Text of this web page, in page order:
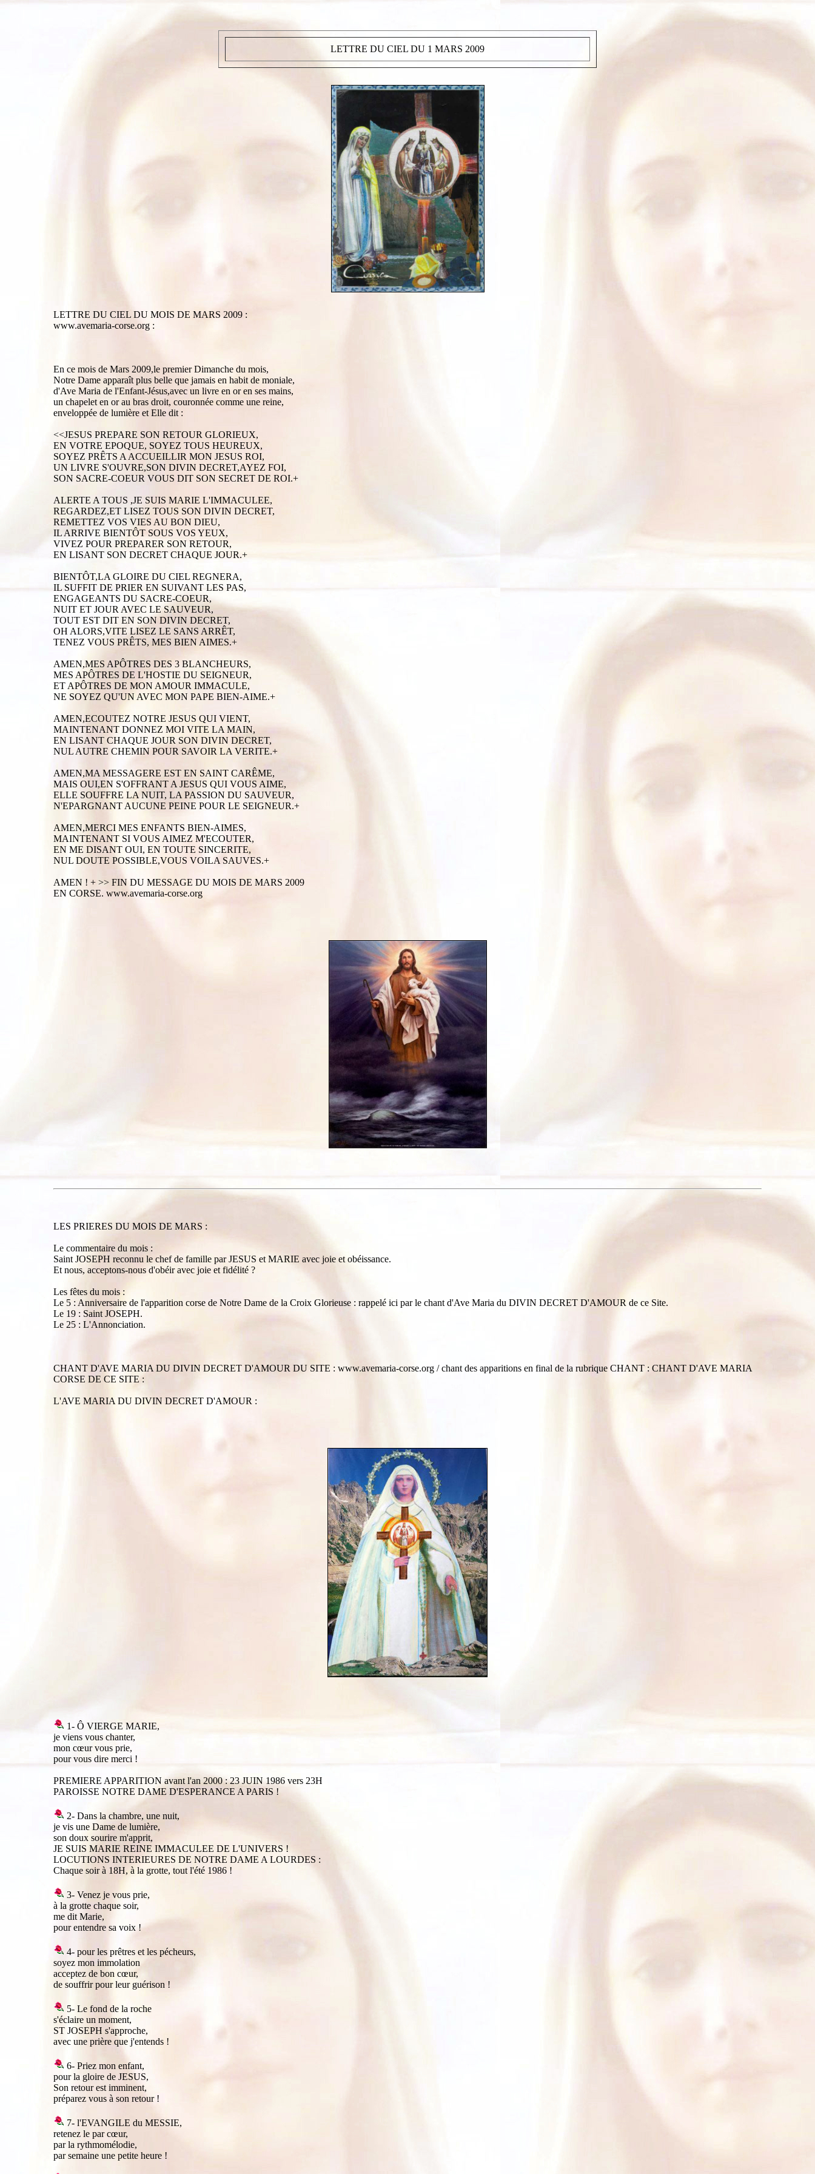
LETTRE DU CIEL DU 1 MARS 2009
LETTRE DU CIEL DU MOIS DE MARS 2009 :
www.avemaria-corse.org :
En ce mois de Mars 2009,le premier Dimanche du mois,
Notre Dame apparaît plus belle que jamais en habit de moniale,
d'Ave Maria de l'Enfant-Jésus,avec un livre en or en ses mains,
un chapelet en or au bras droit, couronnée comme une reine,
enveloppée de lumière et Elle dit :
<<JESUS PREPARE SON RETOUR GLORIEUX,
EN VOTRE EPOQUE, SOYEZ TOUS HEUREUX,
SOYEZ PRÊTS A ACCUEILLIR MON JESUS ROI,
UN LIVRE S'OUVRE,SON DIVIN DECRET,AYEZ FOI,
SON SACRE-COEUR VOUS DIT SON SECRET DE ROI.+
ALERTE A TOUS ,JE SUIS MARIE L'IMMACULEE,
REGARDEZ,ET LISEZ TOUS SON DIVIN DECRET,
REMETTEZ VOS VIES AU BON DIEU,
IL ARRIVE BIENTÔT SOUS VOS YEUX,
VIVEZ POUR PREPARER SON RETOUR,
EN LISANT SON DECRET CHAQUE JOUR.+
BIENTÔT,LA GLOIRE DU CIEL REGNERA,
IL SUFFIT DE PRIER EN SUIVANT LES PAS,
ENGAGEANTS DU SACRE-COEUR,
NUIT ET JOUR AVEC LE SAUVEUR,
TOUT EST DIT EN SON DIVIN DECRET,
OH ALORS,VITE LISEZ LE SANS ARRÊT,
TENEZ VOUS PRÊTS, MES BIEN AIMES.+
AMEN,MES APÔTRES DES 3 BLANCHEURS,
MES APÔTRES DE L'HOSTIE DU SEIGNEUR,
ET APÔTRES DE MON AMOUR IMMACULE,
NE SOYEZ QU'UN AVEC MON PAPE BIEN-AIME.+
AMEN,ECOUTEZ NOTRE JESUS QUI VIENT,
MAINTENANT DONNEZ MOI VITE LA MAIN,
EN LISANT CHAQUE JOUR SON DIVIN DECRET,
NUL AUTRE CHEMIN POUR SAVOIR LA VERITE.+
AMEN,MA MESSAGERE EST EN SAINT CARÊME,
MAIS OUI,EN S'OFFRANT A JESUS QUI VOUS AIME,
ELLE SOUFFRE LA NUIT, LA PASSION DU SAUVEUR,
N'EPARGNANT AUCUNE PEINE POUR LE SEIGNEUR.+
AMEN,MERCI MES ENFANTS BIEN-AIMES,
MAINTENANT SI VOUS AIMEZ M'ECOUTER,
EN ME DISANT OUI, EN TOUTE SINCERITE,
NUL DOUTE POSSIBLE,VOUS VOILA SAUVES.+
AMEN ! + >> FIN DU MESSAGE DU MOIS DE MARS 2009
EN CORSE. www.avemaria-corse.org
LES PRIERES DU MOIS DE MARS :
Le commentaire du mois :
Saint JOSEPH reconnu le chef de famille par JESUS et MARIE avec joie et obéissance.
Et nous, acceptons-nous d'obéir avec joie et fidélité ?
Les fêtes du mois :
Le 5 : Anniversaire de l'apparition corse de Notre Dame de la Croix Glorieuse : rappelé ici par le chant d'Ave Maria du DIVIN DECRET D'AMOUR de ce Site.
Le 19 : Saint JOSEPH.
Le 25 : L'Annonciation.
CHANT D'AVE MARIA DU DIVIN DECRET D'AMOUR DU SITE : www.avemaria-corse.org / chant des apparitions en final de la rubrique CHANT : CHANT D'AVE MARIA
CORSE DE CE SITE :
L'AVE MARIA DU DIVIN DECRET D'AMOUR :
1- Ô VIERGE MARIE,
je viens vous chanter,
mon cœur vous prie,
pour vous dire merci !
PREMIERE APPARITION avant l'an 2000 : 23 JUIN 1986 vers 23H
PAROISSE NOTRE DAME D'ESPERANCE A PARIS !
2- Dans la chambre, une nuit,
je vis une Dame de lumière,
son doux sourire m'apprit,
JE SUIS MARIE REINE IMMACULEE DE L'UNIVERS !
LOCUTIONS INTERIEURES DE NOTRE DAME A LOURDES :
Chaque soir à 18H, à la grotte, tout l'été 1986 !
3- Venez je vous prie,
à la grotte chaque soir,
me dit Marie,
pour entendre sa voix !
4- pour les prêtres et les pécheurs,
soyez mon immolation
acceptez de bon cœur,
de souffrir pour leur guérison !
5- Le fond de la roche
s'éclaire un moment,
ST JOSEPH s'approche,
avec une prière que j'entends !
6- Priez mon enfant,
pour la gloire de JESUS,
Son retour est imminent,
préparez vous à son retour !
7- l'EVANGILE du MESSIE,
retenez le par cœur,
par la rythmomélodie,
par semaine une petite heure !